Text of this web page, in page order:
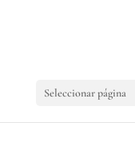
Seleccionar página